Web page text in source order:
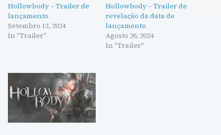
Hollowbody – Trailer de
lançamento
Setembro 13, 2024
In "Trailer"
Hollowbody – Trailer de
revelação da data de
lançamento
Agosto 26, 2024
In "Trailer"